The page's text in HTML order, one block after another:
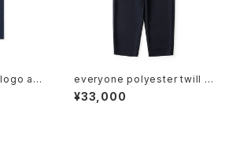
am
(NA
everyone polyester twill e
asy slacks (NAVY)
¥33,000